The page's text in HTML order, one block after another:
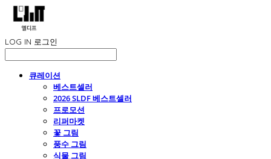
LOG IN 로그인
큐레이션
베스트셀러
2026 SLDF 베스트셀러
프로모션
리퍼마켓
꽃 그림
풍수 그림
식물 그림